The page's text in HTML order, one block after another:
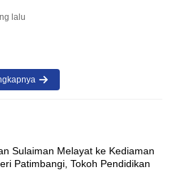
lalu
Sulaiman Melayat ke Kediaman
Patimbangi, Tokoh Pendidikan